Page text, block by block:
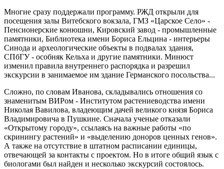
Многие сразу поддержали программу. РЖД открыли для
посещения залы Витебского вокзала, ГМЗ «Царское Село» -
Пенсионерские конюшни, Кировский завод - промышленные
памятники, Библиотека имени Бориса Ельцина - интерьеры
Синода и археологические объекты в подвалах здания,
СПбГУ - особняк Кельха и другие памятники. Минюст
изменил правила внутреннего распорядка и разрешил
экскурсии в занимаемое им здание Германского посольства...
Сложно, по словам Иванова, складывались отношения со
знаменитым ВИРом - Институтом растениеводства имени
Николая Вавилова, владеющим дачей великого князя Бориса
Владимировича в Пушкине. Сначала ученые отказали
«Открытому городу», ссылаясь на важные работы «по
скринингу растений» и «выделению доноров ценных генов».
А также на отсутствие в штатном расписании единицы,
отвечающей за контакты с проектом. Но в итоге общий язык с
биологами был найден и несколько экскурсий состоялось.